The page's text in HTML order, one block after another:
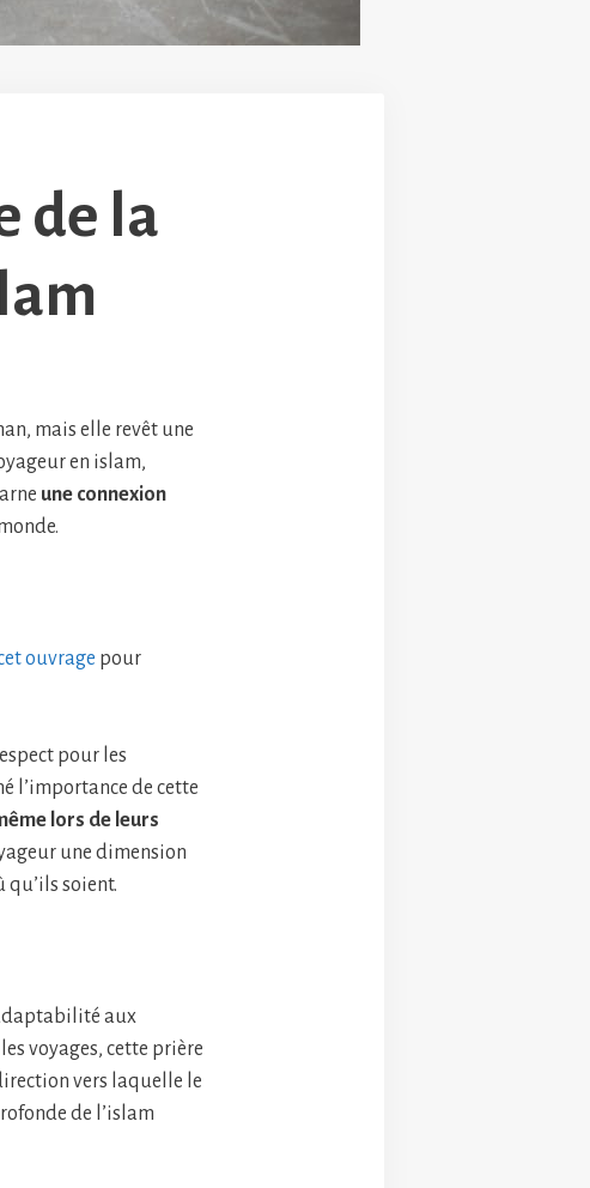
de la
mais elle revêt une
en islam,
une connexion
ouvrage pour
pour les
l’importance de cette
lors de leurs
une dimension
qu’ils soient.
aux
voyages, cette prière
vers laquelle le
de l’islam